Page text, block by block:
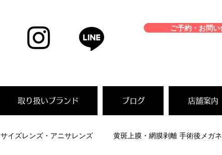
ご予約・お問
取り扱いブランド ブログ 店舗案内
サイズレンズ・アニサレンズ 黄斑上膜・網膜剥離 手術後メガネ